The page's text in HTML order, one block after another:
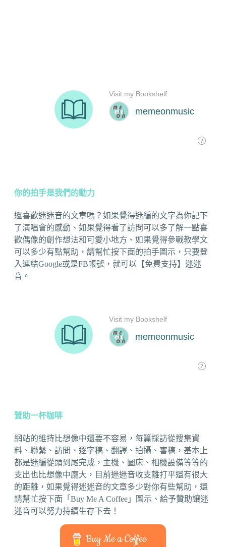
你的拍手是我們的動力
還喜歡迷迷音的文章嗎？如果覺得迷編的文字為你記下
了演唱會的感動、如果覺得看了訪問可以多了解一點喜
歡偶像的創作想法和可愛小地方、如果覺得參戰教學文
可以多少有點幫助，請幫忙按下面的拍手圖示，只要登
入連結Google或是FB帳號，就可以【免費支持】迷迷
音。
贊助一杯咖啡
網站的維持比想像中還要不容易，每篇採訪從搜集資
料、聯繫、訪問、逐字稿、翻譯、拍攝、審稿，基本上
都是迷編從頭到尾完成，主機、圖床、相機設備等等的
支出也比想像中龐大，目前迷迷音收支離打平還有很大
的距離，如果覺得迷迷音的文章多少對你有些幫助，還
請幫忙按下面「Buy Me A Coffee」圖示、給予贊助讓迷
迷音可以努力持續生存下去！
Buy Me a Coffee